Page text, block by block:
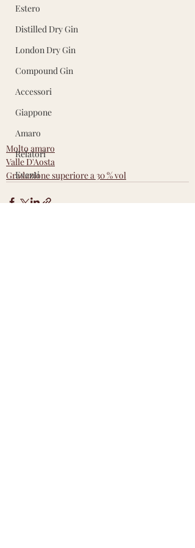
Estero
Distilled Dry Gin
London Dry Gin
Compound Gin
Accessori
Giappone
Amaro
Relatori
Eventi
Molto amaro
Valle D'Aosta
Gradazione superiore a 30 % vol